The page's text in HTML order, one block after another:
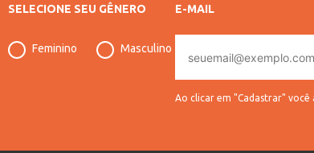
SELECIONE SEU GÊNERO
Feminino Masculino
E-MAIL
mail
Ao clicar em "Cadastrar" você